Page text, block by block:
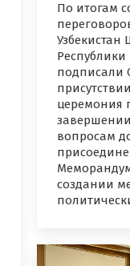
По итогам
подписали
церемония
вопросам
создании